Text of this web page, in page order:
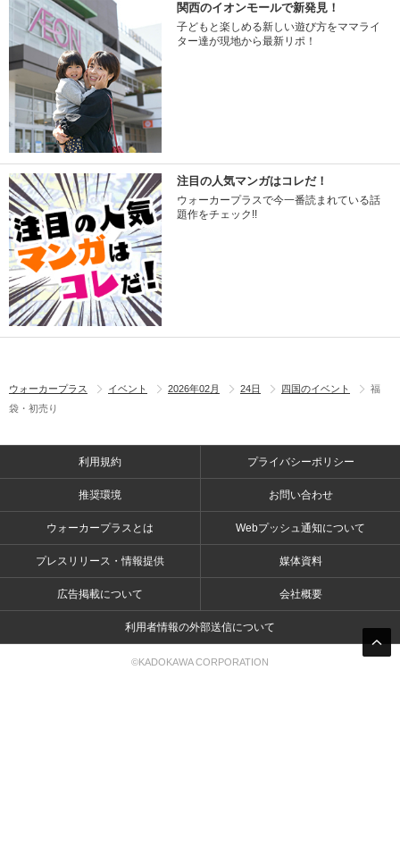
関西のイオンモールで新発見！
子どもと楽しめる新しい遊び方をママライ
ター達が現地から最新リポ！
注目の人気マンガはコレだ！
ウォーカープラスで今一番読まれている話
題作をチェック!!
ウォーカープラス イベント 2026年02月 24日 四国のイベント
福
袋・初売り
利用規約 プライバシーポリシー
推奨環境 お問い合わせ
ウォーカープラスとは Webプッシュ通知について
プレスリリース・情報提供 媒体資料
広告掲載について 会社概要
利用者情報の外部送信について
©KADOKAWA CORPORATION